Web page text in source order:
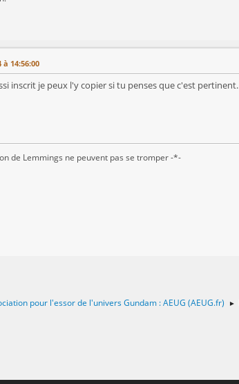
à 14:56:00
inscrit je peux l'y copier si tu penses que c'est pertinent.
de Lemmings ne peuvent pas se tromper -*-
pour l'essor de l'univers Gundam : AEUG (AEUG.fr) ►